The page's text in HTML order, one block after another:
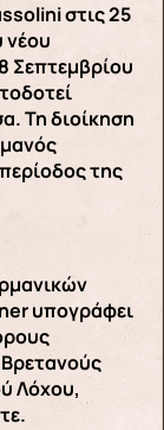
στις 25
νέου
Σεπτεμβρίου
Τη διοίκηση
της
υπογράφει
Λόχου,